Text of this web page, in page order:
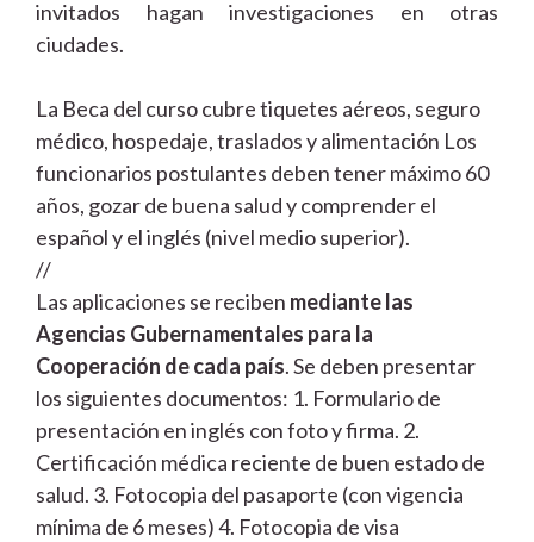
invitados hagan investigaciones en otras
ciudades.
La Beca del curso cubre tiquetes aéreos, seguro
médico, hospedaje, traslados y alimentación Los
funcionarios postulantes deben tener máximo 60
años, gozar de buena salud y comprender el
español y el inglés (nivel medio superior).
//
Las aplicaciones se reciben mediante las
Agencias Gubernamentales para la
Cooperación de cada país. Se deben presentar
los siguientes documentos: 1. Formulario de
presentación en inglés con foto y firma. 2.
Certificación médica reciente de buen estado de
salud. 3. Fotocopia del pasaporte (con vigencia
mínima de 6 meses) 4. Fotocopia de visa